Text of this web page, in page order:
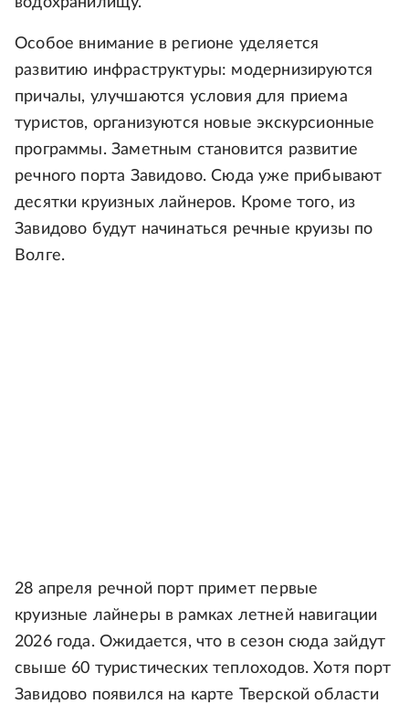
Особое внимание в регионе уделяется
развитию инфраструктуры: модернизируются
причалы, улучшаются условия для приема
туристов, организуются новые экскурсионные
программы. Заметным становится развитие
речного порта Завидово. Сюда уже прибывают
десятки круизных лайнеров. Кроме того, из
Завидово будут начинаться речные круизы по
Волге.
28 апреля речной порт примет первые
круизные лайнеры в рамках летней навигации
2026 года. Ожидается, что в сезон сюда зайдут
свыше 60 туристических теплоходов. Хотя порт
Завидово появился на карте Тверской области